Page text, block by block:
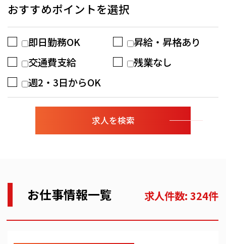
おすすめポイントを選択
即日勤務OK
昇給・昇格あり
交通費支給
残業なし
週2・3日からOK
お仕事情報一覧 求人件数: 324件